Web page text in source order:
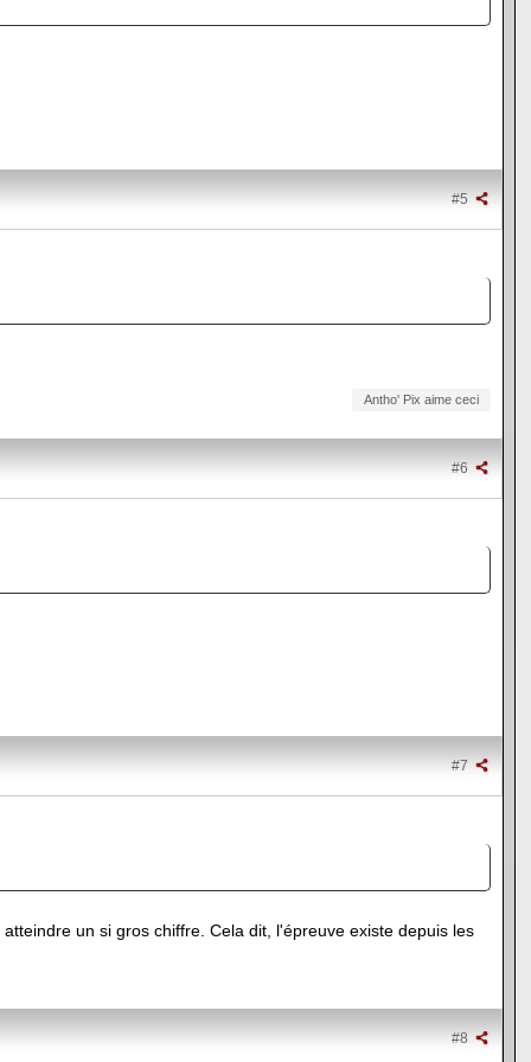
#5
Antho' Pix aime ceci
#6
#7
un si gros chiffre. Cela dit, l'épreuve existe depuis les
#8